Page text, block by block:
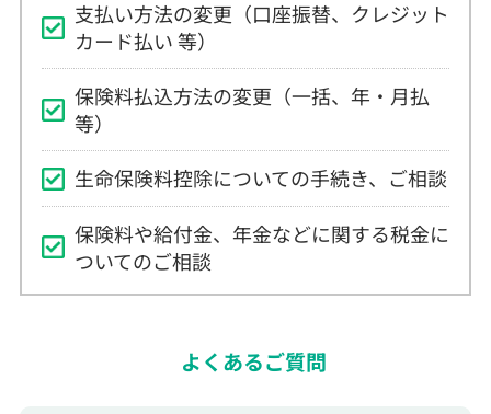
保険料払込方法の変更（一括、年・月払
等）
生命保険料控除についての手続き、ご相談
保険料や給付金、年金などに関する税金に
ついてのご相談
よくあるご質問
保険相談が無料なのはどうしてですか？